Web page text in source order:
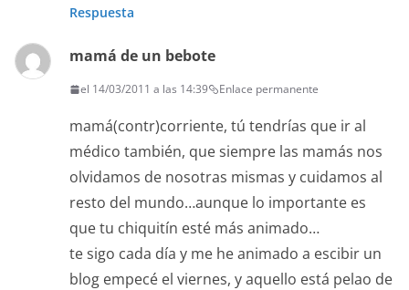
Respuesta
mamá de un bebote
el 14/03/2011 a las 14:39 Enlace permanente
mamá(contr)corriente, tú tendrías que ir al
médico también, que siempre las mamás nos
olvidamos de nosotras mismas y cuidamos al
resto del mundo…aunque lo importante es
que tu chiquitín esté más animado…
te sigo cada día y me he animado a escibir un
blog empecé el viernes, y aquello está pelao de